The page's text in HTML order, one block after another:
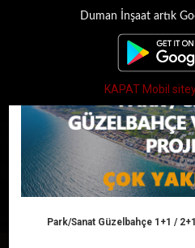
Duman İnşaat artık
KAPAT Mobil
Anasayfa Haber
Park/Sanat Güzelbahçe 1+1 /